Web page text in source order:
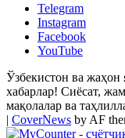
Telegram
Instagram
Facebook
YouTube
Ўзбекистон ва жаҳон
хабарлар! Сиёсат,
мақолалар ва
| CoverNews by AF